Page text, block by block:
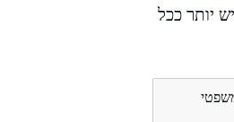
יותר ככל